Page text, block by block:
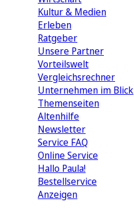
Kultur & Medien
Erleben
Ratgeber
Unsere Partner
Vorteilswelt
Vergleichsrechner
Unternehmen im Blick
Themenseiten
Altenhilfe
Newsletter
Service FAQ
Online Service
Hallo Paula!
Bestellservice
Anzeigen